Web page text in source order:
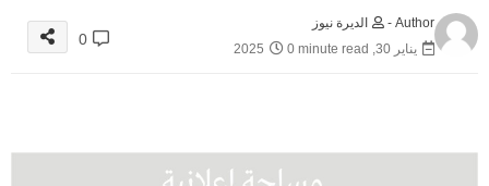
Author -
الديرة نيوز
يناير 30, 2025
0 minute read
0